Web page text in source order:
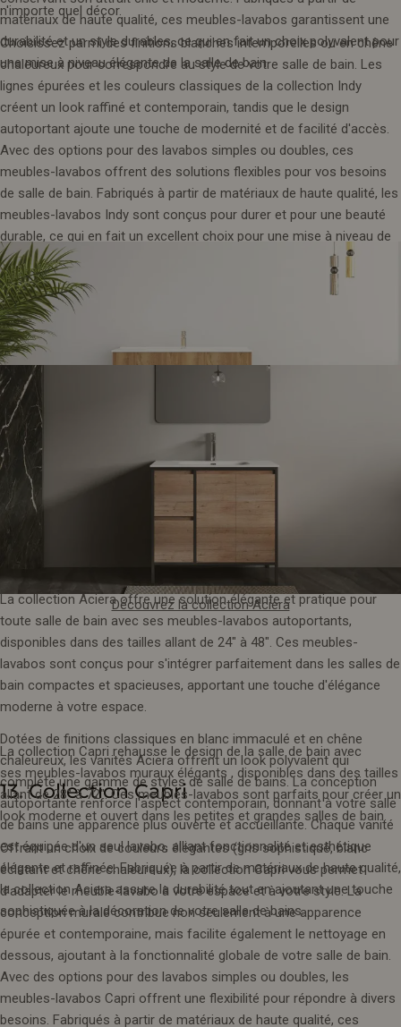
matériaux de haute qualité, ces meubles-lavabos garantissent une
durabilité et un style durables, ce qui en fait un choix polyvalent pour
une mise à niveau élégante de la salle de bain.
n'importe quel décor.
Choisissez parmi des finitions blanches intemporelles ou en chêne
chaleureux pour correspondre au style de votre salle de bain. Les
lignes épurées et les couleurs classiques de la collection Indy
créent un look raffiné et contemporain, tandis que le design
autoportant ajoute une touche de modernité et de facilité d'accès.
Avec des options pour des lavabos simples ou doubles, ces
meubles-lavabos offrent des solutions flexibles pour vos besoins
de salle de bain. Fabriqués à partir de matériaux de haute qualité, les
meubles-lavabos Indy sont conçus pour durer et pour une beauté
durable, ce qui en fait un excellent choix pour une mise à niveau de
salle de bain élégante et pratique.
Découvrez la collection moderne d'Indy
12. Collection Aciera
Découvrez la collection Aciera
La collection Aciera offre une solution élégante et pratique pour
toute salle de bain avec ses meubles-lavabos autoportants,
disponibles dans des tailles allant de 24" à 48". Ces meubles-
lavabos sont conçus pour s'intégrer parfaitement dans les salles de
bain compactes et spacieuses, apportant une touche d'élégance
moderne à votre espace.
Dotées de finitions classiques en blanc immaculé et en chêne
chaleureux, les vanités Aciera offrent un look polyvalent qui
complète une gamme de styles de salle de bains. La conception
autoportante renforce l'aspect contemporain, donnant à votre salle
de bains une apparence plus ouverte et accueillante. Chaque vanité
est équipée d'un seul lavabo, alliant fonctionnalité et esthétique
élégante et raffinée. Fabriquée à partir de matériaux de haute qualité,
la collection Aciera assure la durabilité tout en ajoutant une touche
sophistiquée à la décoration de votre salle de bains.
13. Collection Capri
La collection Capri rehausse le design de la salle de bain avec
ses meubles-lavabos muraux élégants , disponibles dans des tailles
allant de 28" à 72". Ces meubles-lavabos sont parfaits pour créer un
look moderne et ouvert dans les petites et grandes salles de bain.
Offrant un choix de couleurs élégantes (gris sophistiqué, blanc
éclatant et chêne chaleureux), la collection Capri vous permet
d'adapter le meuble-lavabo à votre espace et à votre style. La
conception murale contribue non seulement à une apparence
épurée et contemporaine, mais facilite également le nettoyage en
dessous, ajoutant à la fonctionnalité globale de votre salle de bain.
Avec des options pour des lavabos simples ou doubles, les
meubles-lavabos Capri offrent une flexibilité pour répondre à divers
besoins. Fabriqués à partir de matériaux de haute qualité, ces